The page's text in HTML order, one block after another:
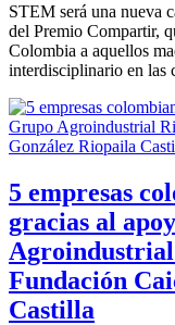
STEM será una nueva
del Premio Compartir,
Colombia a aquellos
interdisciplinario en las
5 empresas
gracias al
Fundación
Castilla